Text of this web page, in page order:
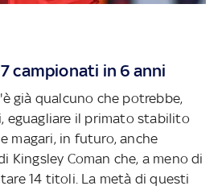
campionati in 6 anni
già qualcuno che potrebbe,
eguagliare il primato stabilito
magari, in futuro, anche
Kingsley Coman che, a meno di
14 titoli. La metà di questi